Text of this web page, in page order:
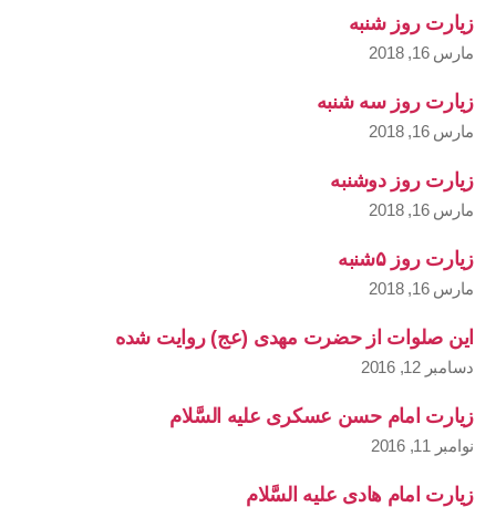
زیارت روز شنبه
مارس 16, 2018
زیارت روز سه شنبه
مارس 16, 2018
زیارت روز دوشنبه
مارس 16, 2018
زیارت روز ۵شنبه
مارس 16, 2018
این صلوات از حضرت مهدی (عج) روایت شده
دسامبر 12, 2016
زیارت امام حسن عسکری علیه السَّلام
نوامبر 11, 2016
زیارت امام هادی علیه السَّلام